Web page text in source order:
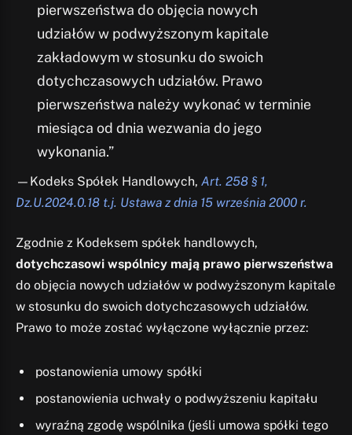
pierwszeństwa do objęcia nowych
udziałów w podwyższonym kapitale
zakładowym w stosunku do swoich
dotychczasowych udziałów. Prawo
pierwszeństwa należy wykonać w terminie
miesiąca od dnia wezwania do jego
wykonania.”
—Kodeks Spółek Handlowych, Art. 258 § 1,
Dz.U.2024.0.18 t.j. Ustawa z dnia 15 września 2000 r.
Zgodnie z Kodeksem spółek handlowych,
dotychczasowi wspólnicy mają prawo pierwszeństwa
do objęcia nowych udziałów w podwyższonym kapitale
w stosunku do swoich dotychczasowych udziałów.
Prawo to może zostać wyłączone wyłącznie przez:
postanowienia umowy spółki
postanowienia uchwały o podwyższeniu kapitału
wyraźną zgodę wspólnika (jeśli umowa spółki tego